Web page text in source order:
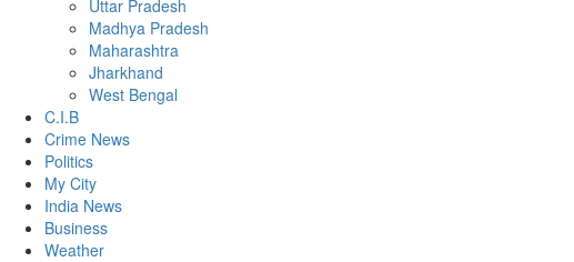
Uttar Pradesh
Madhya Pradesh
Maharashtra
Jharkhand
West Bengal
C.I.B
Crime News
Politics
My City
India News
Business
Weather